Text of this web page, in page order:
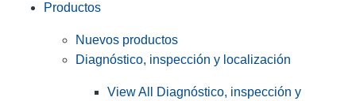
Productos
Nuevos productos
Diagnóstico, inspección y localización
View All Diagnóstico, inspección y